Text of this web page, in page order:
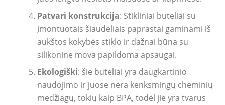
Patvari konstrukcija: Stikliniai buteliai su
įmontuotais šiaudeliais paprastai gaminami iš
aukštos kokybės stiklo ir dažnai būna su
silikonine mova papildoma apsaugai.
Ekologiški: šie buteliai yra daugkartinio
naudojimo ir juose nėra kenksmingų cheminių
medžiagų, tokių kaip BPA, todėl jie yra tvarus